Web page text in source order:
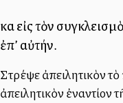
καὶ εἰς τὸν
ἐπ’ αὐτήν.
Στρέψε ἀπειλητικὸν
ἀπειλητικὸν ἐναντίον